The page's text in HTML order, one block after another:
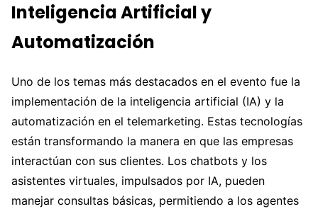
Inteligencia Artificial y
Automatización
Uno de los temas más destacados en el evento fue la
implementación de la inteligencia artificial (IA) y la
automatización en el telemarketing. Estas tecnologías
están transformando la manera en que las empresas
interactúan con sus clientes. Los chatbots y los
asistentes virtuales, impulsados por IA, pueden
manejar consultas básicas, permitiendo a los agentes